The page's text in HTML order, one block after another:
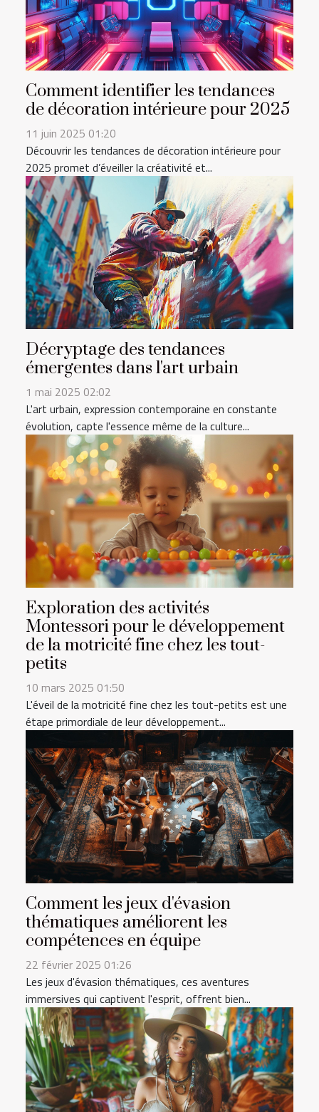
Comment identifier les tendances
de décoration intérieure pour 2025
11 juin 2025 01:20
Découvrir les tendances de décoration intérieure pour
2025 promet d’éveiller la créativité et...
Décryptage des tendances
émergentes dans l'art urbain
1 mai 2025 02:02
L'art urbain, expression contemporaine en constante
évolution, capte l'essence même de la culture...
Exploration des activités
Montessori pour le développement
de la motricité fine chez les tout-
petits
10 mars 2025 01:50
L'éveil de la motricité fine chez les tout-petits est une
étape primordiale de leur développement...
Comment les jeux d'évasion
thématiques améliorent les
compétences en équipe
22 février 2025 01:26
Les jeux d'évasion thématiques, ces aventures
immersives qui captivent l'esprit, offrent bien...